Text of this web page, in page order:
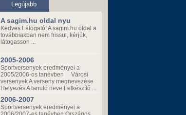
Legújabb
A sagim.hu oldal nyu
Kedves Látogató! A sagim.hu oldal a
továbbiakban nem frissül, kérjük,
látogasson ...
2005-2006
Sportversenyek eredményei a
2005/2006-os tanévben Városi
versenyek A verseny megnevezése
Helyezés A tanuló neve Felkészítő ...
2006-2007
Sportversenyek eredményei a